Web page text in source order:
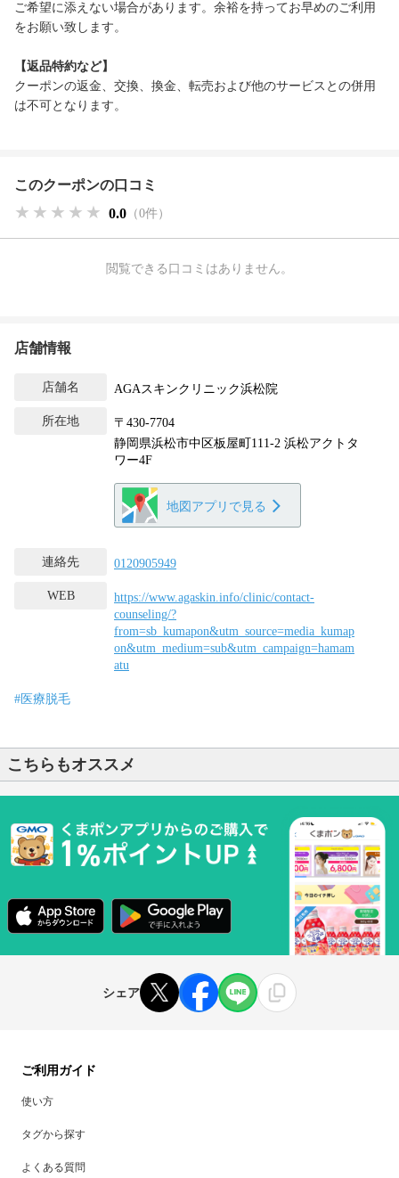
ご希望に添えない場合があります。余裕を持ってお早めのご利用
をお願い致します。
【返品特約など】
クーポンの返金、交換、換金、転売および他のサービスとの併用
は不可となります。
このクーポンの口コミ
★★★★★
★★★★★
★★★★★ 0.0 （0件）
閲覧できる口コミはありません。
店舗情報
店舗名 AGAスキンクリニック浜松院
所在地
〒430-7704
静岡県浜松市中区板屋町111-2 浜松アクトタ
ワー4F
地図アプリで見る
連絡先 0120905949
WEB
https://www.agaskin.info/clinic/contact-
counseling/?
from=sb_kumapon&utm_source=media_kumap
on&utm_medium=sub&utm_campaign=hamam
atu
#医療脱毛
こちらもオススメ
シェア
ご利用ガイド
使い方
タグから探す
よくある質問